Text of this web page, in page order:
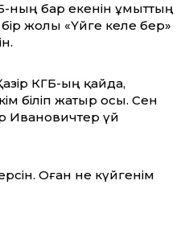
ның бар екенін ұмыттың
жолы «Үйге әкеле бер»
КГБ-ың қайда,
біліп жатыр осы. Сен
Ивановичтер үй
Оған не күйгенім